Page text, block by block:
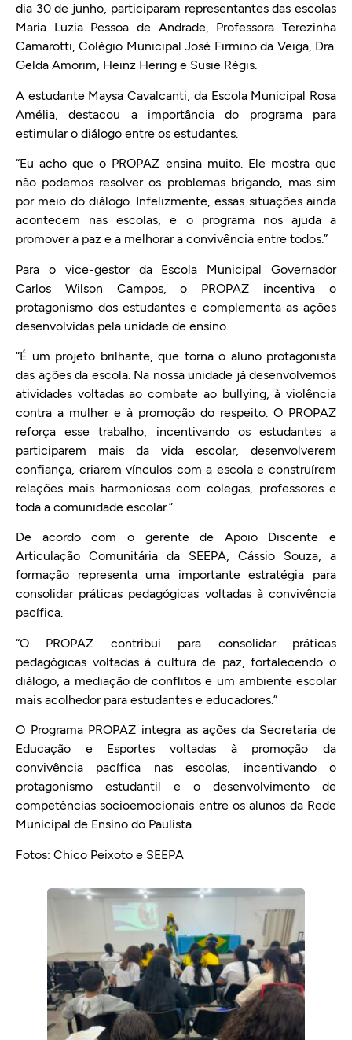
dia 30 de junho, participaram representantes das escolas
Maria Luzia Pessoa de Andrade, Professora Terezinha
Camarotti, Colégio Municipal José Firmino da Veiga, Dra.
Gelda Amorim, Heinz Hering e Susie Régis.
A estudante Maysa Cavalcanti, da Escola Municipal Rosa
Amélia, destacou a importância do programa para
estimular o diálogo entre os estudantes.
“Eu acho que o PROPAZ ensina muito. Ele mostra que
não podemos resolver os problemas brigando, mas sim
por meio do diálogo. Infelizmente, essas situações ainda
acontecem nas escolas, e o programa nos ajuda a
promover a paz e a melhorar a convivência entre todos.”
Para o vice-gestor da Escola Municipal Governador
Carlos Wilson Campos, o PROPAZ incentiva o
protagonismo dos estudantes e complementa as ações
desenvolvidas pela unidade de ensino.
“É um projeto brilhante, que torna o aluno protagonista
das ações da escola. Na nossa unidade já desenvolvemos
atividades voltadas ao combate ao bullying, à violência
contra a mulher e à promoção do respeito. O PROPAZ
reforça esse trabalho, incentivando os estudantes a
participarem mais da vida escolar, desenvolverem
confiança, criarem vínculos com a escola e construírem
relações mais harmoniosas com colegas, professores e
toda a comunidade escolar.”
De acordo com o gerente de Apoio Discente e
Articulação Comunitária da SEEPA, Cássio Souza, a
formação representa uma importante estratégia para
consolidar práticas pedagógicas voltadas à convivência
pacífica.
“O PROPAZ contribui para consolidar práticas
pedagógicas voltadas à cultura de paz, fortalecendo o
diálogo, a mediação de conflitos e um ambiente escolar
mais acolhedor para estudantes e educadores.”
O Programa PROPAZ integra as ações da Secretaria de
Educação e Esportes voltadas à promoção da
convivência pacífica nas escolas, incentivando o
protagonismo estudantil e o desenvolvimento de
competências socioemocionais entre os alunos da Rede
Municipal de Ensino do Paulista.
Fotos: Chico Peixoto e SEEPA